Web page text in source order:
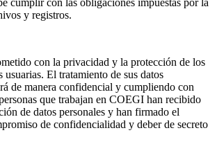
cumplir con las obligaciones impuestas por la
y registros.
con la privacidad y la protección de los
usuarias. El tratamiento de sus datos
de manera confidencial y cumpliendo con
que trabajan en COEGI han recibido
de datos personales y han firmado el
de confidencialidad y deber de secreto